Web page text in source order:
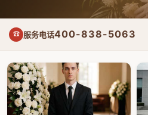
☎ 服务电话400-838-5063